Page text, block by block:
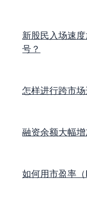
新股民入场速
号？
怎样进行跨市场
融资余额大幅
如何用市盈率